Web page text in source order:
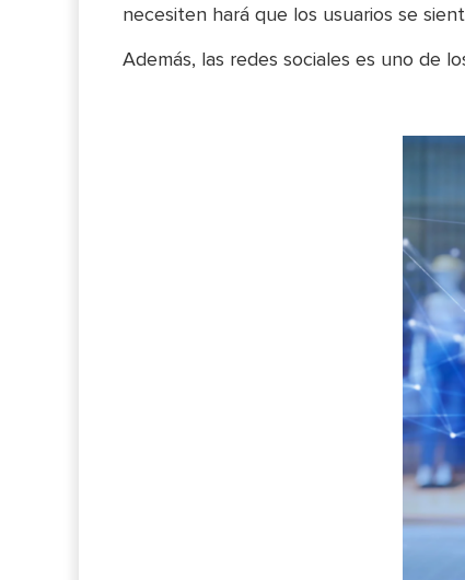
necesiten hará que los usuarios se
Además, las redes sociales es uno de